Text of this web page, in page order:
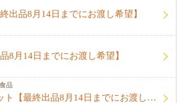
出品8月14日までにお渡し希望】
8月14日までにお渡し希望】
品
食品6つセット【最終出品8月14日までにお渡し希望】